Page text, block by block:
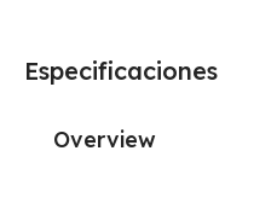
Especificaciones
Overview